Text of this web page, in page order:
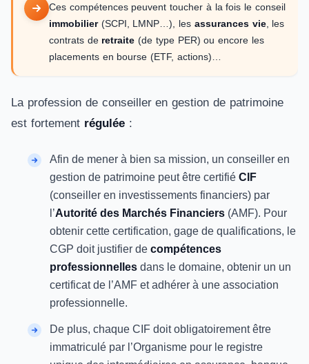
Ces compétences peuvent toucher à la fois le conseil
immobilier(SCPI, LMNP…), les assurances vie, les
contrats de retraite (de type PER) ou encore les
placements en bourse (ETF, actions)…
La profession de conseiller en gestion de patrimoine
est fortement régulée:
Afin de mener à bien sa mission, un conseiller en
gestion de patrimoine peut être certifié CIF
(conseiller en investissements financiers) par
l’Autorité des Marchés Financiers (AMF). Pour
obtenir cette certification, gage de qualifications, le
CGP doit justifier de compétences
professionnelles dans le domaine, obtenir un un
certificat de l’AMF et adhérer à une association
professionnelle.
De plus, chaque CIF doit obligatoirement être
immatriculé par l’Organisme pour le registre